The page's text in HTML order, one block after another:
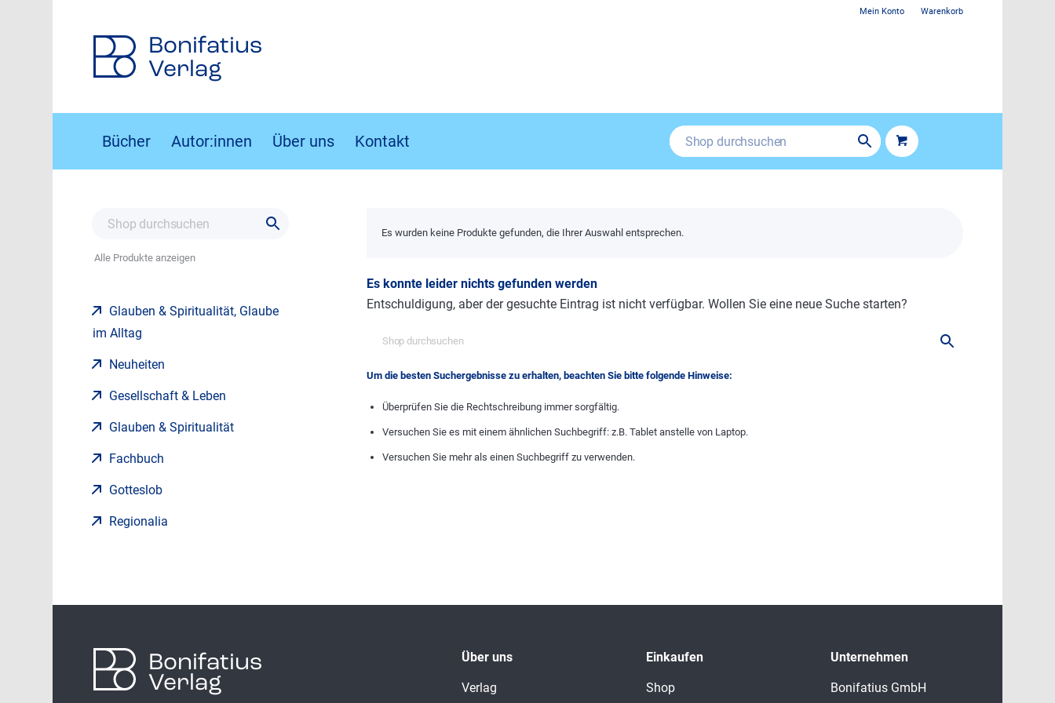
Mein Konto Warenkorb
Bonifatius
Verlag
Bücher Autor:innen Über uns Kontakt
Es wurden keine Produkte gefunden, die Ihrer Auswahl entsprechen.
Es konnte leider nichts gefunden werden
Entschuldigung, aber der gesuchte Eintrag ist nicht verfügbar. Wollen Sie eine neue Suche starten?
Um die besten Suchergebnisse zu erhalten, beachten Sie bitte folgende Hinweise:
Überprüfen Sie die Rechtschreibung immer sorgfältig.
Versuchen Sie es mit einem ähnlichen Suchbegriff: z.B. Tablet anstelle von Laptop.
Versuchen Sie mehr als einen Suchbegriff zu verwenden.
Alle Produkte anzeigen
Glauben & Spiritualität, Glaube
im Alltag
Neuheiten
Gesellschaft & Leben
Glauben & Spiritualität
Fachbuch
Gotteslob
Regionalia
Bonifatius
Verlag
Über uns
Verlag
Einkaufen
Shop
Unternehmen
Bonifatius GmbH